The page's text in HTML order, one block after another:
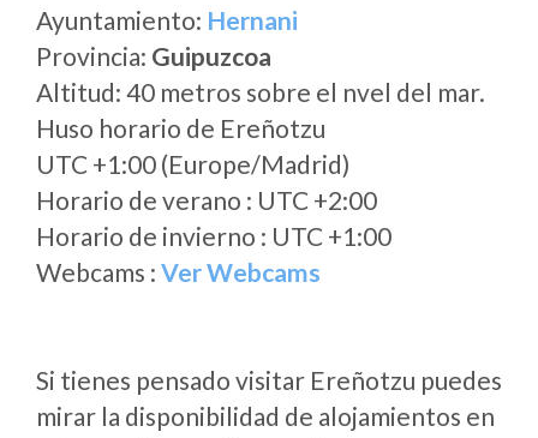
Ayuntamiento: Hernani
Provincia: Guipuzcoa
Altitud: 40 metros sobre el nvel del mar.
Huso horario de Ereñotzu
UTC +1:00 (Europe/Madrid)
Horario de verano : UTC +2:00
Horario de invierno : UTC +1:00
Webcams : Ver Webcams
Si tienes pensado visitar Ereñotzu puedes
mirar la disponibilidad de alojamientos en